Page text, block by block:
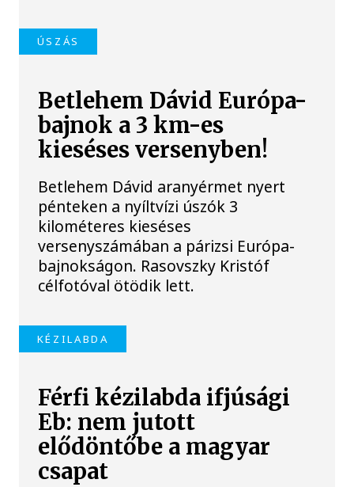
ÚSZÁS
Betlehem Dávid Európa-
bajnok a 3 km-es
kieséses versenyben!
Betlehem Dávid aranyérmet nyert
pénteken a nyíltvízi úszók 3
kilométeres kieséses
versenyszámában a párizsi Európa-
bajnokságon. Rasovszky Kristóf
célfotóval ötödik lett.
KÉZILABDA
Férfi kézilabda ifjúsági
Eb: nem jutott
elődöntőbe a magyar
csapat